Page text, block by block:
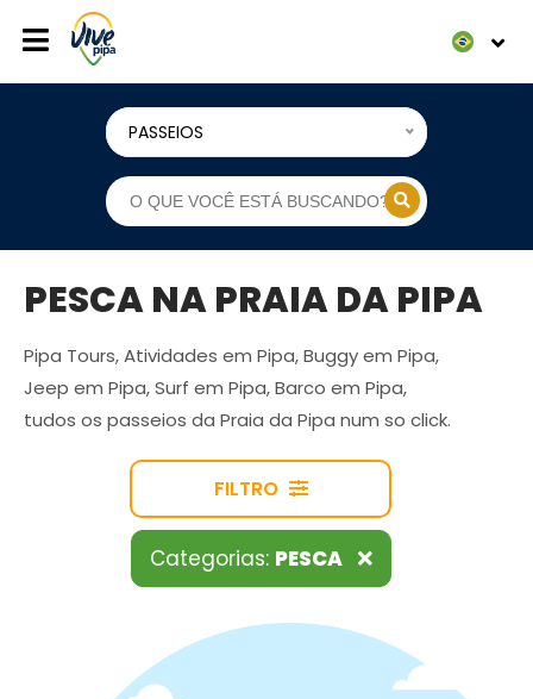
PASSEIOS
PESCA NA PRAIA DA PIPA
Pipa Tours, Atividades em Pipa, Buggy em Pipa,
Jeep em Pipa, Surf em Pipa, Barco em Pipa,
tudos os passeios da Praia da Pipa num so click.
FILTRO
Categorias: PESCA